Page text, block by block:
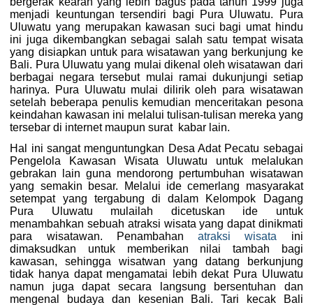
menjadi keuntungan tersendiri bagi Pura Uluwatu. Pura
Uluwatu yang merupakan kawasan suci bagi umat hindu
ini juga dikembangkan sebagai salah satu tempat wisata
yang disiapkan untuk para wisatawan yang berkunjung ke
Bali. Pura Uluwatu yang mulai dikenal oleh wisatawan dari
berbagai negara tersebut mulai ramai dukunjungi setiap
harinya. Pura Uluwatu mulai dilirik oleh para wisatawan
setelah beberapa penulis kemudian menceritakan pesona
keindahan kawasan ini melalui tulisan-tulisan mereka yang
tersebar di internet maupun surat kabar lain.
Hal ini sangat menguntungkan Desa Adat Pecatu sebagai
Pengelola Kawasan Wisata Uluwatu untuk melalukan
gebrakan lain guna mendorong pertumbuhan wisatawan
yang semakin besar. Melalui ide cemerlang masyarakat
setempat yang tergabung di dalam Kelompok Dagang
Pura Uluwatu mulailah dicetuskan ide untuk
menambahkan sebuah atraksi wisata yang dapat dinikmati
para wisatawan. Penambahanatraksi wisata ini
dimaksudkan untuk memberikan nilai tambah bagi
kawasan, sehingga wisatwan yang datang berkunjung
tidak hanya dapat mengamatai lebih dekat Pura Uluwatu
namun juga dapat secara langsung bersentuhan dan
mengenal budaya dan kesenian Bali. Tari kecak Bali